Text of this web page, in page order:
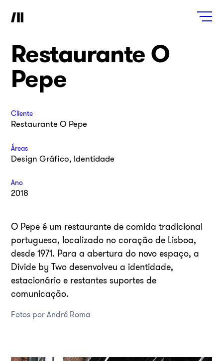
Restaurante O
Pepe
Cliente
Restaurante O Pepe
Áreas
Design Gráfico, Identidade
Ano
2018
O Pepe é um restaurante de comida tradicional
portuguesa, localizado no coração de Lisboa,
desde 1971. Para a abertura do novo espaço, a
Divide by Two desenvolveu a identidade,
estacionário e restantes suportes de
comunicação.
Fotos por André Roma